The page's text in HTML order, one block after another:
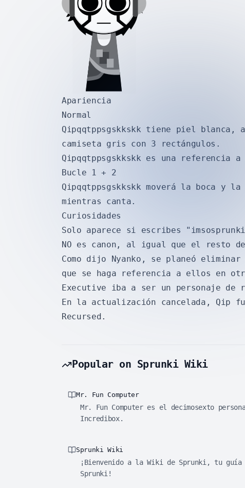
Apariencia
Normal
Qipqqtppsgskkskk tiene piel blanca,
camiseta gris con 3 rectángulos.
Qipqqtppsgskkskk es una referencia
Bucle 1 + 2
Qipqqtppsgskkskk moverá la boca
mientras canta.
Curiosidades
Solo aparece si escribes
NO es canon, al igual que el resto
Como dijo Nyanko, se planeó
que se haga referencia a ellos en
Executive iba a ser un personaje de
En la actualización cancelada, Qip
Recursed.
Popular on Sprunki Wiki
Mr. Fun Computer
Mr. Fun Computer es el decimosexto
Incredibox.
Sprunki Wiki
¡Bienvenido a la Wiki de Sprunki, tu
Sprunki!